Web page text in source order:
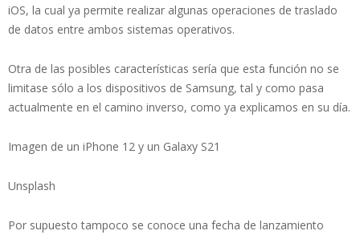
iOS, la cual ya permite realizar algunas operaciones de traslado
de datos entre ambos sistemas operativos.
Otra de las posibles características sería que esta función no se
limitase sólo a los dispositivos de Samsung, tal y como pasa
actualmente en el camino inverso, como ya explicamos en su día.
Imagen de un iPhone 12 y un Galaxy S21
Unsplash
Por supuesto tampoco se conoce una fecha de lanzamiento